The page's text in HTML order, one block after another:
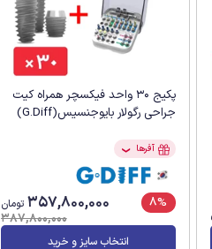
پکیج 30 واحد فیکسچر همراه کیت
جراحی رگولار بایوجنسیس(G.Diff)
آفرها ❯
8%
357,800,000 تومان
387,800,000
انتخاب سایز و خرید